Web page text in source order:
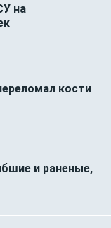
на
кости
и раненые,